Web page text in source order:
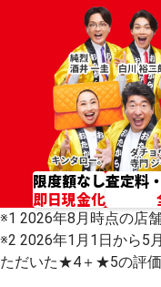
限度額なし
即日現金化
査定料
※1 2026年8月時点の店舗
※2 2026年1月1日から5
ただいた★4＋★5の評価